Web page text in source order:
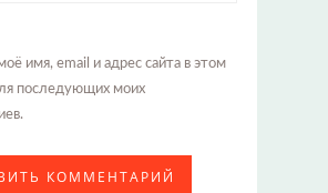
имя, email и адрес сайта в этом
последующих моих